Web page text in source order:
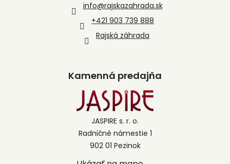
info@rajskazahrada.sk
+421 903 739 888
Rajská záhrada
Kamenná predajňa
JASPIRE s. r. o.
Radničné námestie 1
902 01 Pezinok